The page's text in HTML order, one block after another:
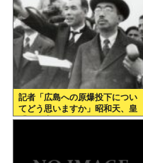
記者「広島への原爆投下につい
てどう思いますか」昭和天、皇
「気の毒だがやむを得なかっ